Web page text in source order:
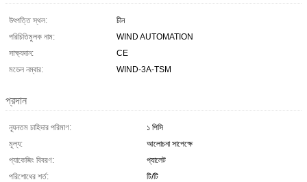
উৎপত্তি স্থল:
চীন
পরিচিতিমুলক নাম:
WIND AUTOMATION
সাক্ষ্যদান:
CE
মডেল নম্বার:
WIND-3A-TSM
প্রদান
ন্যূনতম চাহিদার পরিমাণ:
১ পিসি
মূল্য:
আলোচনা সাপেক্ষে
প্যাকেজিং বিবরণ:
প্যালেট
পরিশোধের শর্ত:
টি/টি